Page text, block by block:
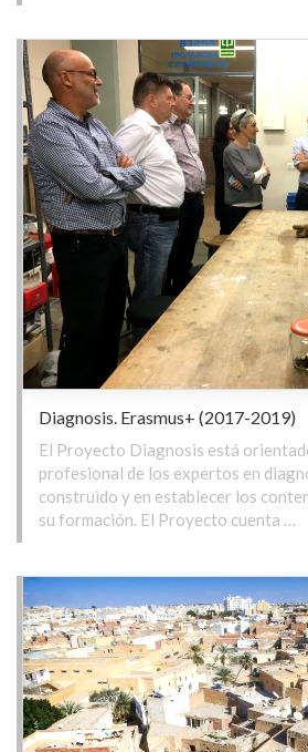
Diagnosis. Erasmus+ (2017-2019)
El Proyecto Diagnosis está
profesional de los expertos en
construido y en establecer los
su formación. El Proyecto cuenta …